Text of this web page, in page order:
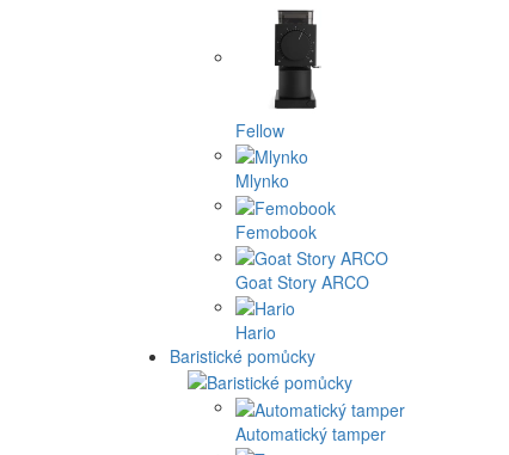
Fellow
Mlynko
Femobook
Goat Story ARCO
Hario
Baristické pomůcky
Automatický tamper